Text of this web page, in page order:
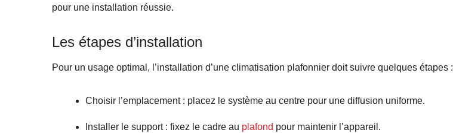
pour une installation réussie.
Les étapes d’installation
Pour un usage optimal, l’installation d’une climatisation plafonnier doit suivre quelques étapes :
Choisir l’emplacement : placez le système au centre pour une diffusion uniforme.
Installer le support : fixez le cadre au plafond pour maintenir l’appareil.